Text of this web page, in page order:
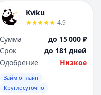
Kviku
4.9
Сумма
до 15 000 ₽
Срок
до 181 дней
Одобрение
Низкое
Займ онлайн
Круглосуточно